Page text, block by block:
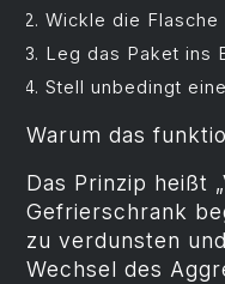
Wickle die Flasche
Leg das Paket ins
Stell unbedingt
Warum das
Das Prinzip heißt
Gefrierschrank
zu verdunsten
Wechsel des